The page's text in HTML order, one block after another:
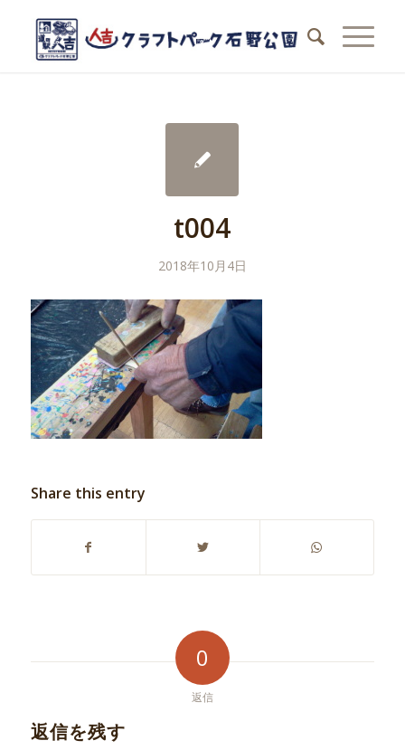
t004
2018年10月4日
Share this entry
0
返信
返信を残す